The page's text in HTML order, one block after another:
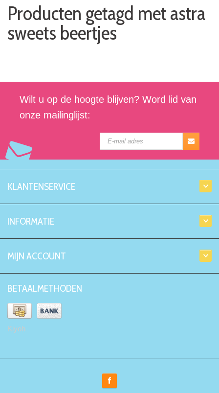
Producten getagd met astra
sweets beertjes
Wilt u op de hoogte blijven? Word lid van
onze mailinglijst:
KLANTENSERVICE
INFORMATIE
MIJN ACCOUNT
BETAALMETHODEN
Kiyoh